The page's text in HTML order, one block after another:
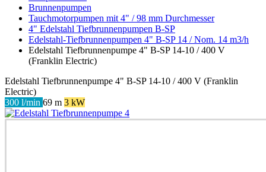
Brunnenpumpen
Tauchmotorpumpen mit 4" / 98 mm Durchmesser
4" Edelstahl Tiefbrunnenpumpen B-SP
Edelstahl-Tiefbrunnenpumpen 4" B-SP 14 / Nom. 14 m3/h
Edelstahl Tiefbrunnenpumpe 4" B-SP 14-10 / 400 V
(Franklin Electric)
Edelstahl Tiefbrunnenpumpe 4" B-SP 14-10 / 400 V (Franklin
Electric)
300 l/min 69 m 3 kW